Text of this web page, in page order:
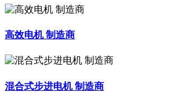
高效电机 制造商
混合式步进电机 制造商